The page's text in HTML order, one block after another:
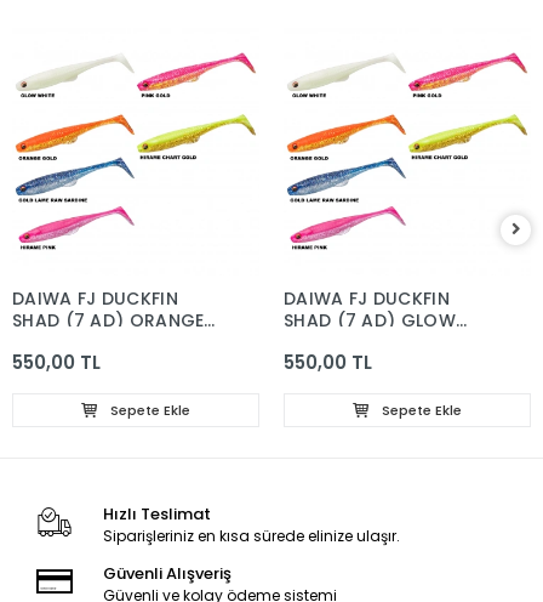
DAIWA FJ DUCKFIN
SHAD (7 AD) ORANGE
550,00 TL
Sepete Ekle
DAIWA FJ DUCKFIN
SHAD (7 AD) GLOW
550,00 TL
Sepete Ekle
Hızlı Teslimat
Siparişleriniz en kısa sürede elinize ulaşır.
Güvenli Alışveriş
Güvenli ve kolay ödeme sistemi